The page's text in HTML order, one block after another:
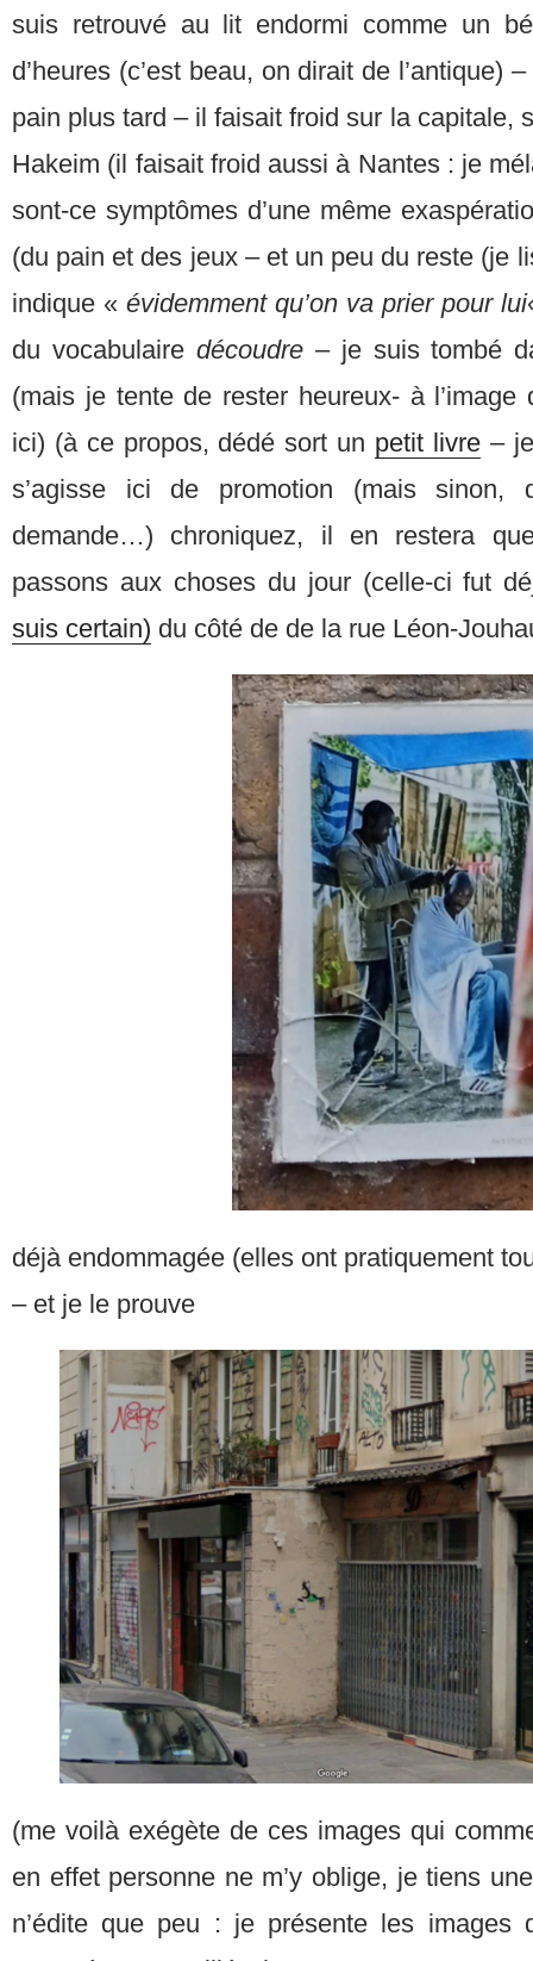
suis retrouvé au lit endormi comme un
d’heures (c’est beau, on dirait de l’antique)
pain plus tard – il faisait froid sur la capitale,
Hakeim (il faisait froid aussi à Nantes : je
sont-ce symptômes d’une même
(du pain et des jeux – et un peu du reste (je
indique « évidemment qu’on va prier pour lui
du vocabulaire découdre – je suis tombé
(mais je tente de rester heureux- à
ici) (à ce propos, dédé sort un petit livre– je
s’agisse ici de promotion (mais
demande…) chroniquez, il en restera
passons aux choses du jour (celle-ci fut
suis certain) du côté de de la rue Léon-
déjà endommagée (elles ont pratiquement
– et je le prouve
(me voilà exégète de ces images qui
en effet personne ne m’y oblige, je tiens
n’édite que peu : je présente les images